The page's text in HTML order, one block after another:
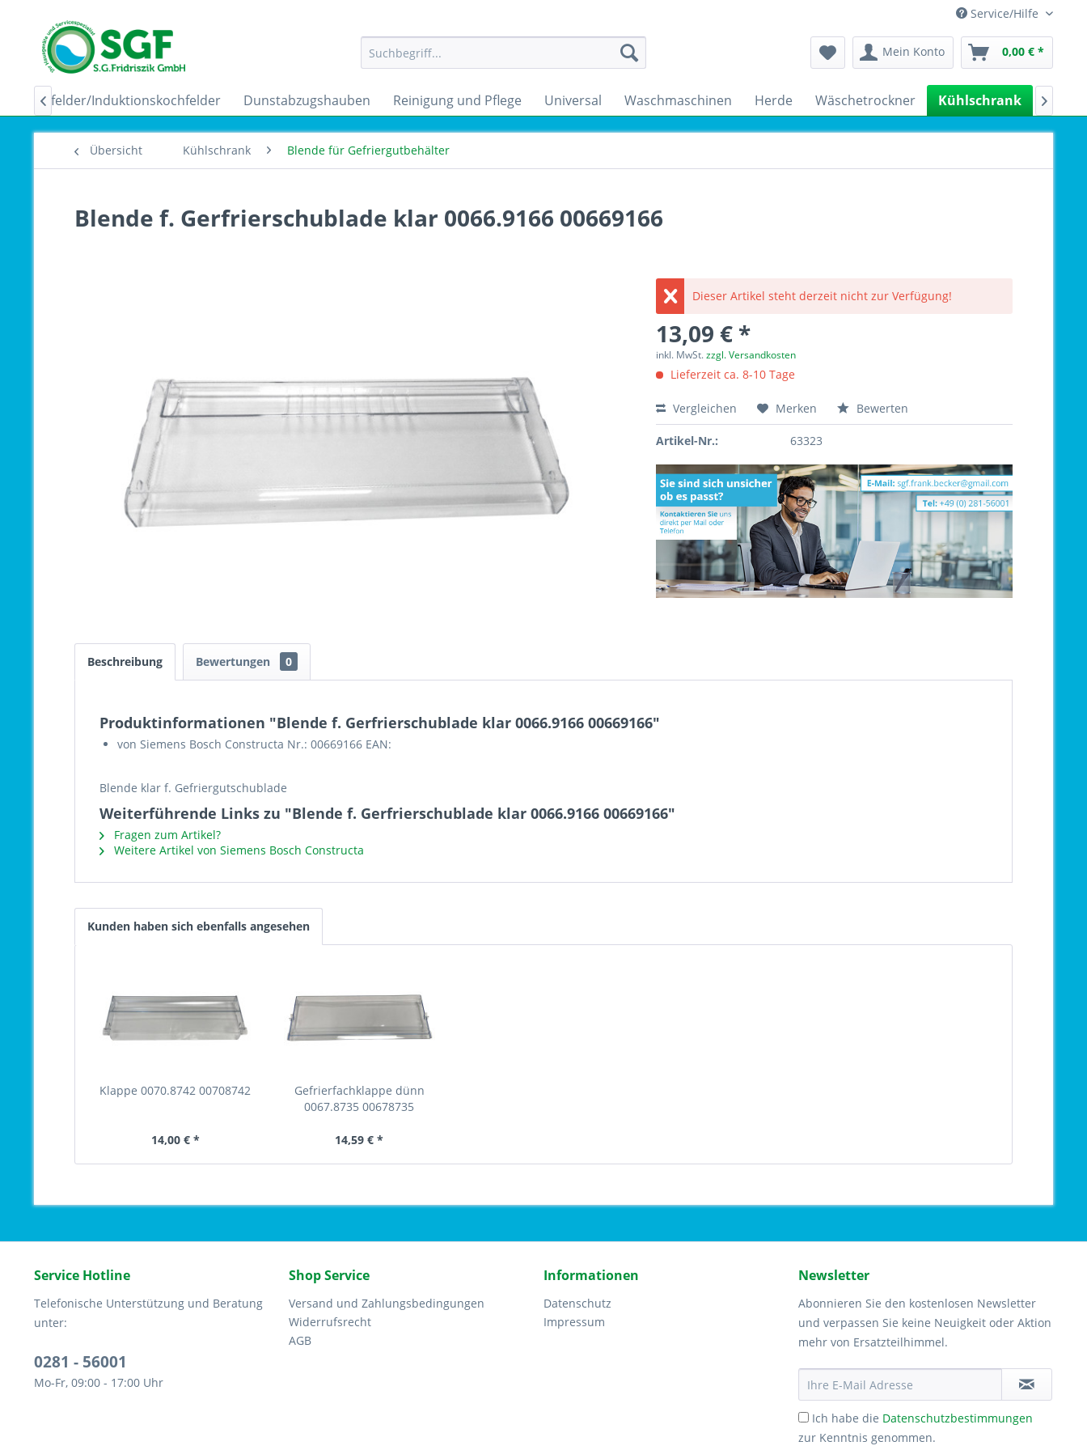
Service/Hilfe
Mein Konto 0,00 € *
Ceranfelder/Induktionskochfelder Dunstabzugshauben Reinigung und Pflege Universal Waschmaschinen Herde Wäschetrockner Kühlschrank
 
Übersicht Kühlschrank Blende für Gefriergutbehälter
Blende f. Gerfrierschublade klar 0066.9166 00669166
Dieser Artikel steht derzeit nicht zur Verfügung!
13,09 € *
inkl. MwSt.zzgl. Versandkosten
Lieferzeit ca. 8-10 Tage
Vergleichen Merken Bewerten
Artikel-Nr.: 63323
Beschreibung Bewertungen 0
Produktinformationen "Blende f. Gerfrierschublade klar 0066.9166 00669166"
von Siemens Bosch Constructa Nr.: 00669166 EAN:
Blende klar f. Gefriergutschublade
Weiterführende Links zu "Blende f. Gerfrierschublade klar 0066.9166 00669166"
Fragen zum Artikel?
Weitere Artikel von Siemens Bosch Constructa
Kunden haben sich ebenfalls angesehen
Klappe 0070.8742 00708742
14,00 € *
Gefrierfachklappe dünn
0067.8735 00678735
14,59 € *
Service Hotline
Telefonische Unterstützung und Beratung
unter:
0281 - 56001
Mo-Fr, 09:00 - 17:00 Uhr
Shop Service
Versand und Zahlungsbedingungen
Widerrufsrecht
AGB
Informationen
Datenschutz
Impressum
Newsletter
Abonnieren Sie den kostenlosen Newsletter
und verpassen Sie keine Neuigkeit oder Aktion
mehr von Ersatzteilhimmel.
Ich habe die Datenschutzbestimmungen
zur Kenntnis genommen.